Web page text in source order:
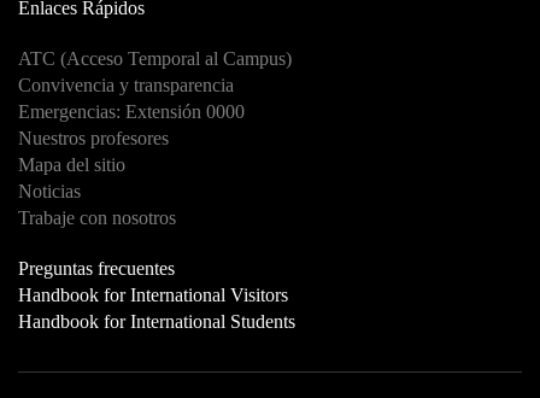
Enlaces Rápidos
ATC (Acceso Temporal al Campus)
Convivencia y transparencia
Emergencias: Extensión 0000
Nuestros profesores
Mapa del sitio
Noticias
Trabaje con nosotros
Preguntas frecuentes
Handbook for International Visitors
Handbook for International Students